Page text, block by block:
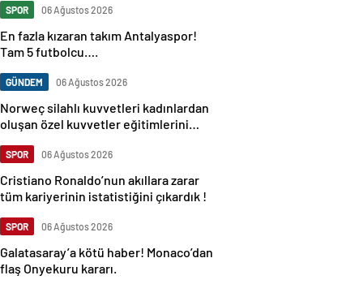
SPOR 06 Ağustos 2026
En fazla kızaran takım Antalyaspor!
Tam 5 futbolcu….
GÜNDEM 06 Ağustos 2026
Norweç silahlı kuvvetleri kadınlardan
oluşan özel kuvvetler eğitimlerini
SPOR 06 Ağustos 2026
Cristiano Ronaldo’nun akıllara zarar
tüm kariyerinin istatistiğini çıkardık !
SPOR 06 Ağustos 2026
Galatasaray’a kötü haber! Monaco’dan
flaş Onyekuru kararı.